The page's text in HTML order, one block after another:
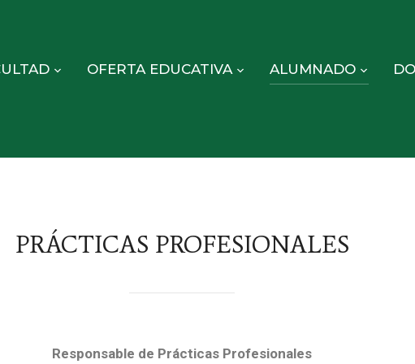
OFERTA EDUCATIVA ALUMNADO
PRÁCTICAS PROFESIONALES
Responsable de Prácticas Profesionales